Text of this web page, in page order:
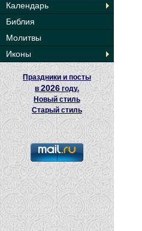
Календарь
Библия
Молитвы
Иконы
Праздники и посты
в2026 году.
Новый стиль
Старый стиль